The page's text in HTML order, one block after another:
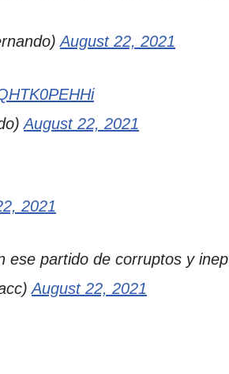
August 22, 2021
August 22, 2021
2021
ese partido de corruptos y
August 22, 2021